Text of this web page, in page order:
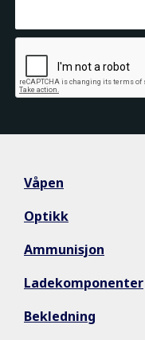
Våpen
Optikk
Ammunisjon
Ladekomponenter
Bekledning